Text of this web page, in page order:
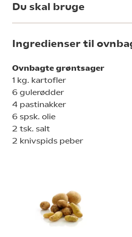
Du skal bruge
Ingredienser til
Ovnbagte grøntsager
1 kg. kartofler
6 gulerødder
4 pastinakker
6 spsk. olie
2 tsk. salt
2 knivspids peber